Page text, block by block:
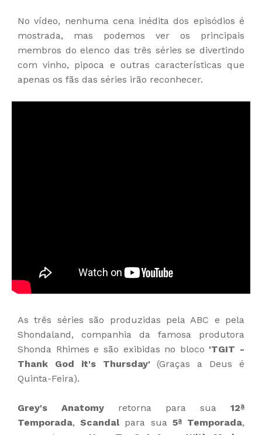
No vídeo, nenhuma cena inédita dos episódios é
mostrada, mas podemos ver os principais
membros do elenco das três séries se divertindo
com vinho, pipoca e outras características que
apenas os fãs das séries irão reconhecer.
As três séries são produzidas pela ABC e pela
Shondaland, companhia da famosa produtora
Shonda Rhimes e são exibidas no bloco 'TGIT -
Thank God it's Thursday'(Graças a Deus é
Quinta-Feira).
Grey's Anatomy retorna para sua 12ª
Temporada,Scandalpara sua 5ª Temporada,